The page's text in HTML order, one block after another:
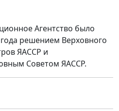
Агентство было
года решением Верховного
ЯАССР и
Советом ЯАССР.